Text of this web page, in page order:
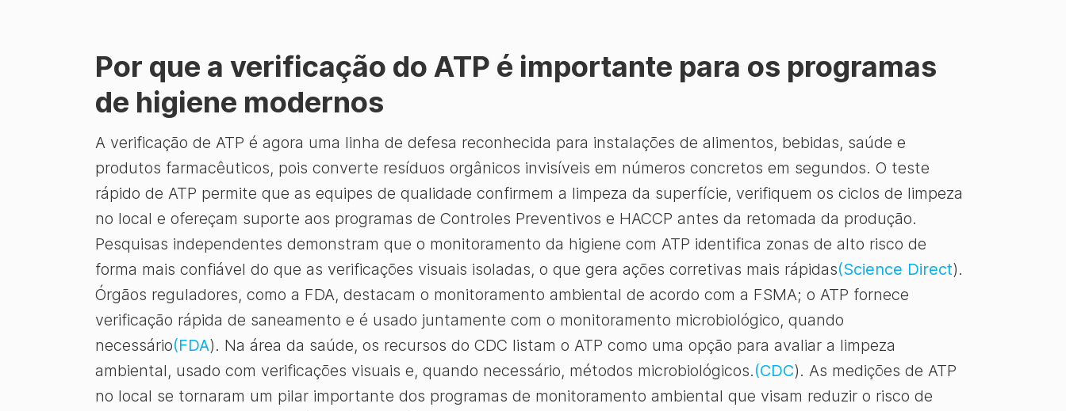
Por que a verificação do ATP é importante para os programas
de higiene modernos
A verificação de ATP é agora uma linha de defesa reconhecida para instalações de alimentos, bebidas, saúde e
produtos farmacêuticos, pois converte resíduos orgânicos invisíveis em números concretos em segundos. O teste
rápido de ATP permite que as equipes de qualidade confirmem a limpeza da superfície, verifiquem os ciclos de limpeza
no local e ofereçam suporte aos programas de Controles Preventivos e HACCP antes da retomada da produção.
Pesquisas independentes demonstram que o monitoramento da higiene com ATP identifica zonas de alto risco de
forma mais confiável do que as verificações visuais isoladas, o que gera ações corretivas mais rápidas(Science Direct).
Órgãos reguladores, como a FDA, destacam o monitoramento ambiental de acordo com a FSMA; o ATP fornece
verificação rápida de saneamento e é usado juntamente com o monitoramento microbiológico, quando
necessário(FDA). Na área da saúde, os recursos do CDC listam o ATP como uma opção para avaliar a limpeza
ambiental, usado com verificações visuais e, quando necessário, métodos microbiológicos.(CDC). As medições de ATP
no local se tornaram um pilar importante dos programas de monitoramento ambiental que visam reduzir o risco de